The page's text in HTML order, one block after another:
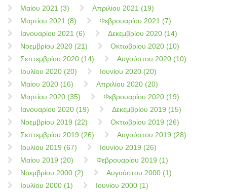
Μαίου 2021 (3)
Απριλίου 2021 (19)
Μαρτίου 2021 (8)
Φεβρουαρίου 2021 (7)
Ιανουαρίου 2021 (6)
Δεκεμβρίου 2020 (14)
Νοεμβρίου 2020 (21)
Οκτωβρίου 2020 (10)
Σεπτεμβρίου 2020 (14)
Αυγούστου 2020 (10)
Ιουλίου 2020 (20)
Ιουνίου 2020 (20)
Μαίου 2020 (16)
Απριλίου 2020 (20)
Μαρτίου 2020 (35)
Φεβρουαρίου 2020 (19)
Ιανουαρίου 2020 (19)
Δεκεμβρίου 2019 (15)
Νοεμβρίου 2019 (22)
Οκτωβρίου 2019 (26)
Σεπτεμβρίου 2019 (26)
Αυγούστου 2019 (28)
Ιουλίου 2019 (67)
Ιουνίου 2019 (26)
Μαίου 2019 (20)
Φεβρουαρίου 2019 (1)
Νοεμβρίου 2000 (2)
Αυγούστου 2000 (1)
Ιουλίου 2000 (1)
Ιουνίου 2000 (1)